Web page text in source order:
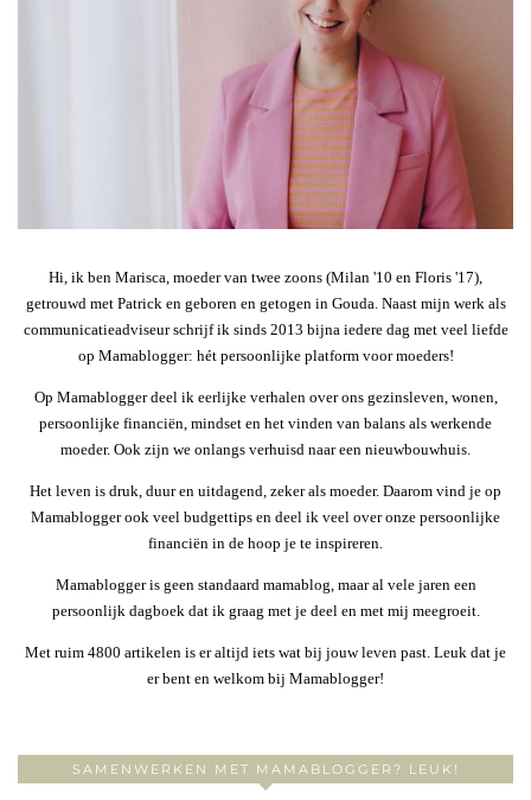
Hi, ik ben Marisca, moeder van twee zoons (Milan '10 en Floris '17),
getrouwd met Patrick en geboren en getogen in Gouda. Naast mijn werk als
communicatieadviseur schrijf ik sinds 2013 bijna iedere dag met veel liefde
op Mamablogger: hét persoonlijke platform voor moeders!
Op Mamablogger deel ik eerlijke verhalen over ons gezinsleven, wonen,
persoonlijke financiën, mindset en het vinden van balans als werkende
moeder. Ook zijn we onlangs verhuisd naar een nieuwbouwhuis.
Het leven is druk, duur en uitdagend, zeker als moeder. Daarom vind je op
Mamablogger ook veel budgettips en deel ik veel over onze persoonlijke
financiën in de hoop je te inspireren.
Mamablogger is geen standaard mamablog, maar al vele jaren een
persoonlijk dagboek dat ik graag met je deel en met mij meegroeit.
Met ruim 4800 artikelen is er altijd iets wat bij jouw leven past. Leuk dat je
er bent en welkom bij Mamablogger!
SAMENWERKEN MET MAMABLOGGER? LEUK!